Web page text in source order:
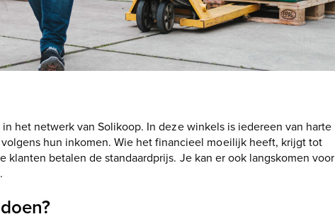
het netwerk van Solikoop. In deze winkels is iedereen van harte
hun inkomen. Wie het financieel moeilijk heeft, krijgt tot
betalen de standaardprijs. Je kan er ook langskomen voor